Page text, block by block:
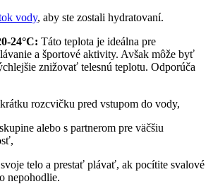
vody, aby ste zostali hydratovaní.
24°C: Táto teplota je ideálna pre
a športové aktivity. Avšak môže byť
znižovať telesnú teplotu. Odporúča
rozcvičku pred vstupom do vody,
alebo s partnerom pre väčšiu
telo a prestať plávať, ak pocítite svalové
nepohodlie.